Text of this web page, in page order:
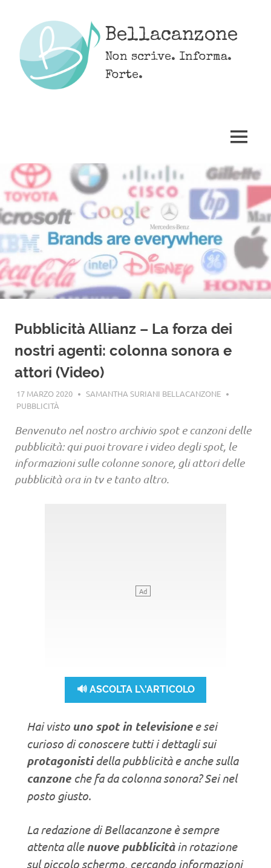
content
Bellacanzone
Non scrive. Informa.
Forte.
MENU
Pubblicità Allianz – La forza dei
nostri agenti: colonna sonora e
attori (Video)
17 MARZO 2020
SAMANTHA SURIANI BELLACANZONE
PUBBLICITÀ
Benvenuto nel nostro archivio spot e canzoni delle
pubblicità: qui puoi trovare i video degli spot, le
informazioni sulle colonne sonore, gli attori delle
pubblicità ora in tv e tanto altro.
🔊 ASCOLTA L\'ARTICOLO
Hai visto uno spot in televisionee sei
curioso di conoscere tutti i dettagli sui
protagonistidella pubblicità e anche sulla
canzone che fa da colonna sonora? Sei nel
posto giusto.
La redazione di Bellacanzone è sempre
attenta allenuove pubblicitàin rotazione
sul piccolo schermo, cercando informazioni